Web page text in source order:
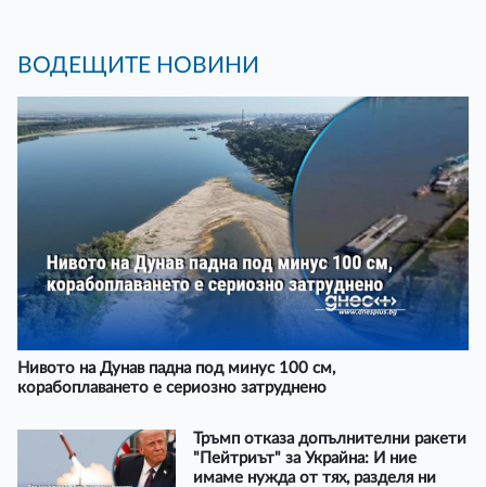
ВОДЕЩИТЕ НОВИНИ
Нивото на Дунав падна под минус 100 см,
корабоплаването е сериозно затруднено
Тръмп отказа допълнителни ракети
"Пейтриът" за Украйна: И ние
имаме нужда от тях, разделя ни